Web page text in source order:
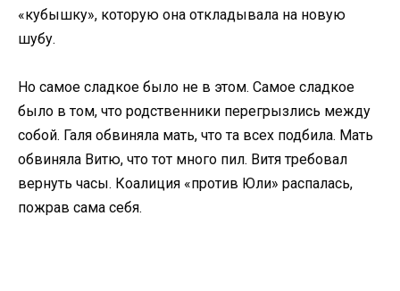
«кубышку», которую она откладывала на новую
шубу.
Но самое сладкое было не в этом. Самое сладкое
было в том, что родственники перегрызлись между
собой. Галя обвиняла мать, что та всех подбила. Мать
обвиняла Витю, что тот много пил. Витя требовал
вернуть часы. Коалиция «против Юли» распалась,
пожрав сама себя.